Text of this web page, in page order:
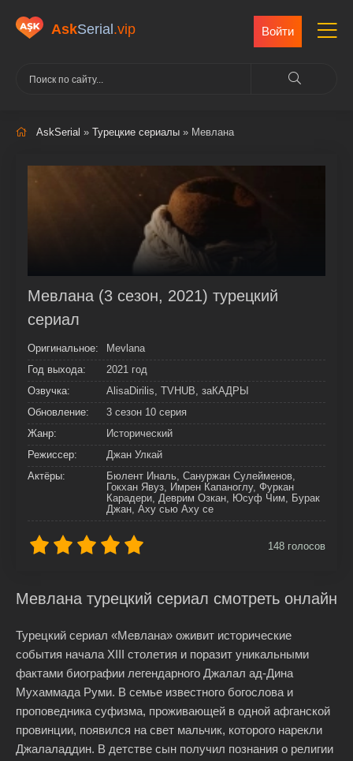
AskSerial .vip Войти
AskSerial » Турецкие сериалы » Мевлана
Мевлана (3 сезон, 2021) турецкий
сериал
Оригинальное:
Mevlana
Год выхода:
2021 год
Озвучка:
AlisaDirilis, TVHUB, заКАДРЫ
Обновление:
3 сезон 10 серия
Жанр:
Исторический
Режиссер:
Джан Улкай
Актёры:
Бюлент Иналь, Сануржан Сулейменов,
Гокхан Явуз, Имрен Капаноглу, Фуркан
Карадери, Деврим Озкан, Юсуф Чим, Бурак
Джан, Аху сью Аху се
148 голосов
Мевлана турецкий сериал смотреть онлайн
Турецкий сериал «Мевлана» оживит исторические
события начала XIII столетия и поразит уникальными
фактами биографии легендарного Джалал ад-Дина
Мухаммада Руми. В семье известного богослова и
проповедника суфизма, проживающей в одной афганской
провинции, появился на свет мальчик, которого нарекли
Джалаладдин. В детстве сын получил познания о религии